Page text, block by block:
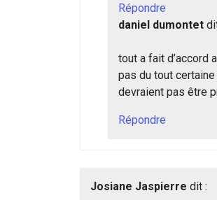
Répondre
daniel dumontet
tout a fait d’accord
pas du tout
devraient pas être
Répondre
Josiane Jaspierre dit :